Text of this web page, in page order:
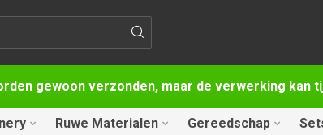
gewoon verzonden, maar de verwerking kan
Ruwe Materialen Gereedschap